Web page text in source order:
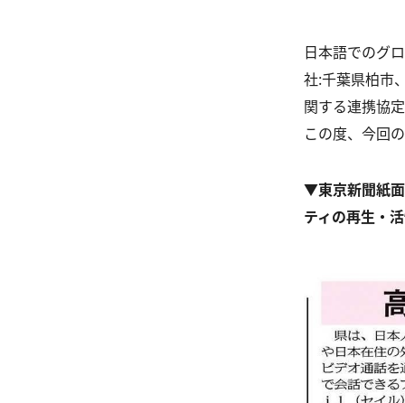
日本語でのグ
社：千葉県柏
関する連携協
この度、今回
▼東京新聞紙面
ティの再生・